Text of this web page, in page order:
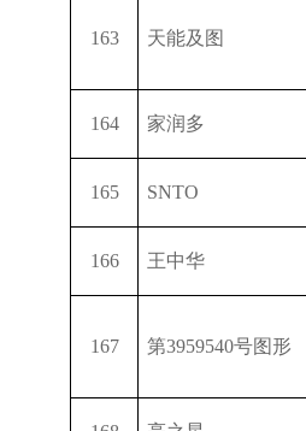
163 天能及图
164 家润多
165 SNTO
166 王中华
167 第3959540号图形